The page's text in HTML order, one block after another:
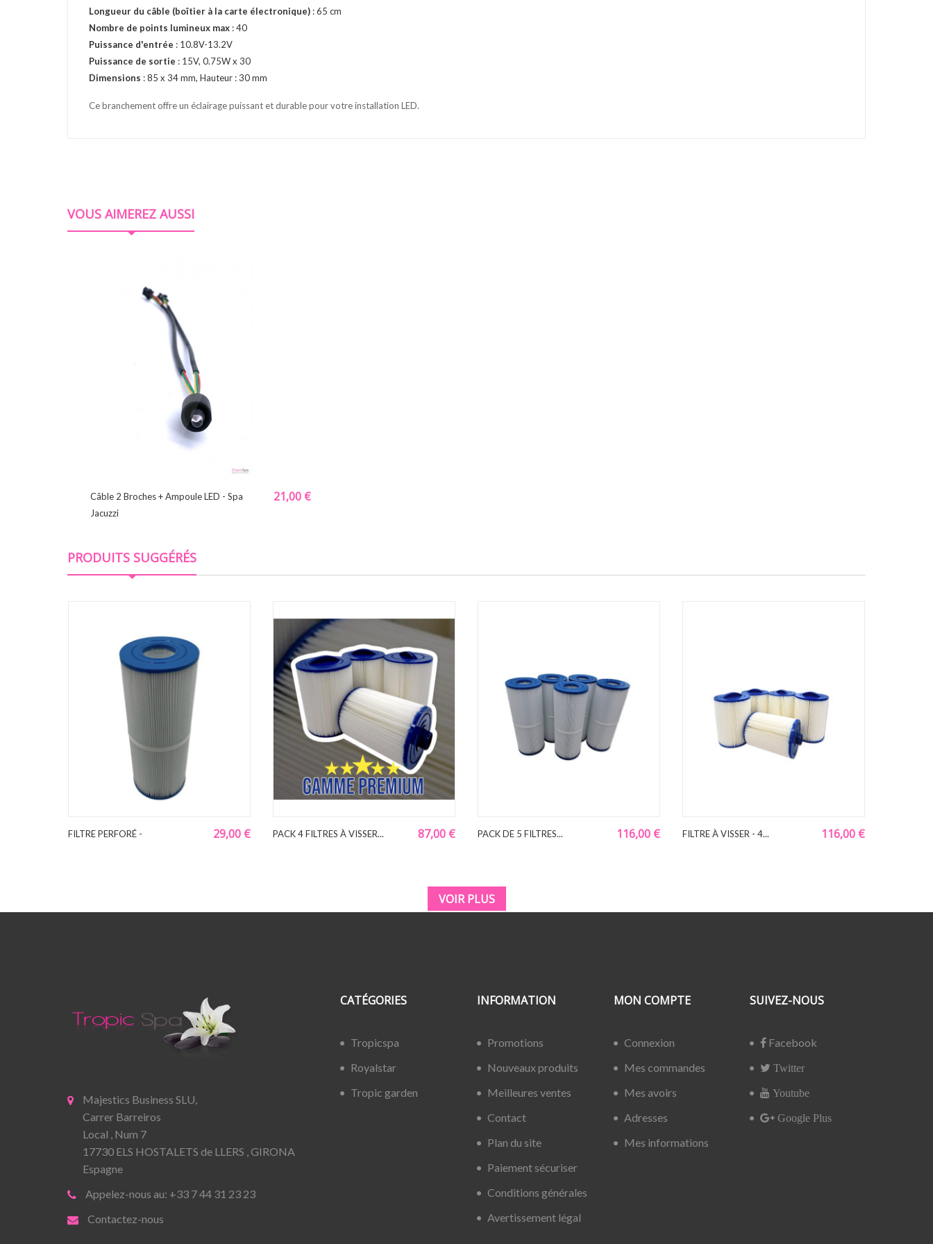
Longueur du câble (boîtier à la carte électronique) : 65 cm
Nombre de points lumineux max : 40
Puissance d'entrée : 10.8V-13.2V
Puissance de sortie : 15V, 0.75W x 30
Dimensions : 85 x 34 mm, Hauteur : 30 mm
Ce branchement offre un éclairage puissant et durable pour votre installation LED.
VOUS AIMEREZ AUSSI
Câble 2 Broches + Ampoule LED - Spa
Jacuzzi
21,00 €
PRODUITS SUGGÉRÉS
FILTRE PERFORÉ - 29,00 € PACK 4 FILTRES À VISSER... 87,00 € PACK DE 5 FILTRES... 116,00 € FILTRE À VISSER - 4... 116,00 €
VOIR PLUS
Majestics Business SLU,
Carrer Barreiros
Local , Num 7
17730 ELS HOSTALETS de LLERS , GIRONA
Espagne
Appelez-nous au: +33 7 44 31 23 23
Contactez-nous
CATÉGORIES
Tropicspa
Royalstar
Tropic garden
INFORMATION
Promotions
Nouveaux produits
Meilleures ventes
Contact
Plan du site
Paiement sécuriser
Conditions générales
Avertissement légal
MON COMPTE
Connexion
Mes commandes
Mes avoirs
Adresses
Mes informations
SUIVEZ-NOUS
Facebook
Twitter
Youtube
Google Plus